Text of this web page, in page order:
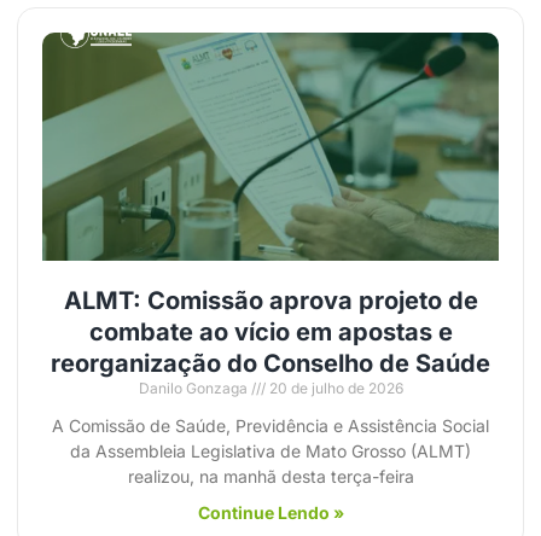
ALMT: Comissão aprova projeto de
combate ao vício em apostas e
reorganização do Conselho de Saúde
Danilo Gonzaga 20 de julho de 2026
A Comissão de Saúde, Previdência e Assistência Social
da Assembleia Legislativa de Mato Grosso (ALMT)
realizou, na manhã desta terça-feira
Continue Lendo »